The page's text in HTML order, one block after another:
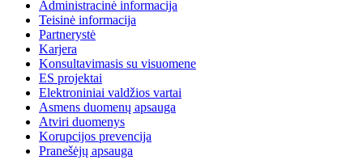
Administracinė informacija
Teisinė informacija
Partnerystė
Karjera
Konsultavimasis su visuomene
ES projektai
Elektroniniai valdžios vartai
Asmens duomenų apsauga
Atviri duomenys
Korupcijos prevencija
Pranešėjų apsauga